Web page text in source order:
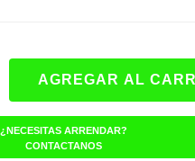
¿NECESITAS ARRENDAR?
CONTACTANOS